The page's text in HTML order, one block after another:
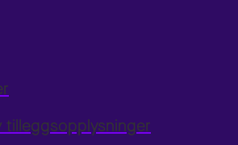
tilleggsopplysninger